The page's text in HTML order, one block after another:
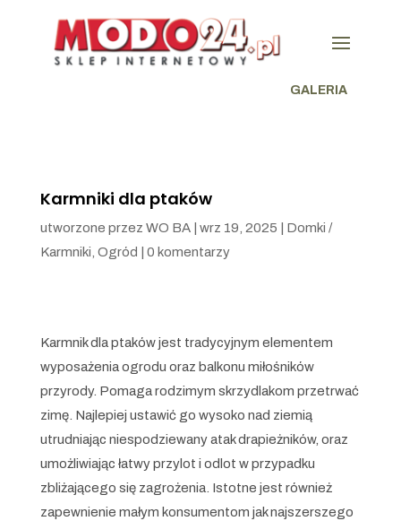
GALERIA
Karmniki dla ptaków
utworzone przez WO BA| wrz 19, 2025
Domki /
Karmniki Ogród 0 komentarzy
Karmnik dla ptaków jest tradycyjnym elementem
wyposażenia ogrodu oraz balkonu miłośników
przyrody. Pomaga rodzimym skrzydlakom przetrwać
zimę. Najlepiej ustawić go wysoko nad ziemią
utrudniając niespodziewany atak drapieżników, oraz
umożliwiając łatwy przylot i odlot w przypadku
zbliżającego się zagrożenia. Istotne jest również
zapewnienie małym konsumentom jak najszerszego